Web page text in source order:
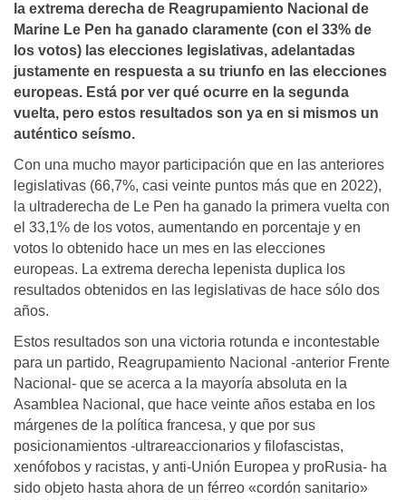
la extrema derecha de Reagrupamiento Nacional de
Marine Le Pen ha ganado claramente (con el 33% de
los votos) las elecciones legislativas, adelantadas
justamente en respuesta a su triunfo en las elecciones
europeas. Está por ver qué ocurre en la segunda
vuelta, pero estos resultados son ya en si mismos un
auténtico seísmo.
Con una mucho mayor participación que en las anteriores
legislativas (66,7%, casi veinte puntos más que en 2022),
la ultraderecha de Le Pen ha ganado la primera vuelta con
el 33,1% de los votos, aumentando en porcentaje y en
votos lo obtenido hace un mes en las elecciones
europeas. La extrema derecha lepenista duplica los
resultados obtenidos en las legislativas de hace sólo dos
años.
Estos resultados son una victoria rotunda e incontestable
para un partido, Reagrupamiento Nacional -anterior Frente
Nacional- que se acerca a la mayoría absoluta en la
Asamblea Nacional, que hace veinte años estaba en los
márgenes de la política francesa, y que por sus
posicionamientos -ultrareaccionarios y filofascistas,
xenófobos y racistas, y anti-Unión Europea y proRusia- ha
sido objeto hasta ahora de un férreo «cordón sanitario»